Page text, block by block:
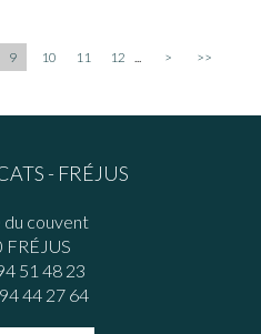
9 10 11 12 > >>
- FRÉJUS
du couvent
FRÉJUS
51 48 23
44 27 64